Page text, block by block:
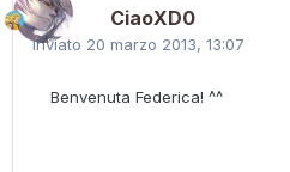
CiaoXD0
Inviato 20 marzo 2013, 13:07
Benvenuta Federica! ^^